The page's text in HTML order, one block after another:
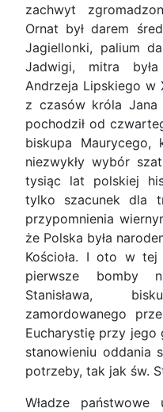
zachwyt
Ornat był da­rem
Jagiellonki, pa­lium
Jadwigi, mitra
Andrzeja Lipskiego w
z czasów króla Jana
pochodził od
biskupa Maurycego,
niezwykły wybór
tysiąc lat polskiej
tylko szacunek dla
przypomnienia
że Polska była
Kościoła. I oto w tej
pierwsze bomby
Stanisława,
zamordowanego
Eucharystię przy
stanowieniu oddania
potrzeby, tak jak św.
Władze